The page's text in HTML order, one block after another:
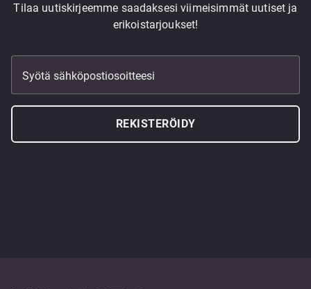
Tilaa uutiskirjeemme saadaksesi viimeisimmät uutiset ja
erikoistarjoukset!
Syötä sähköpostiosoitteesi
REKISTERÖIDY